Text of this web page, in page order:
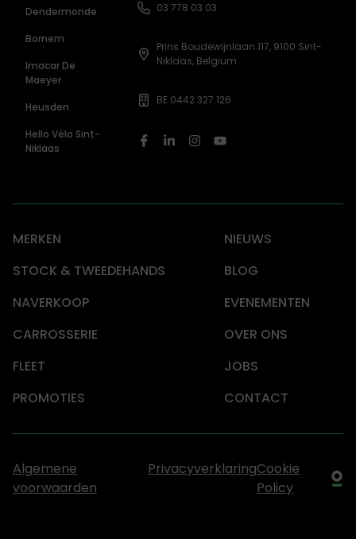
Dendermonde
Bornem
Imacar De
Maeyer
Heusden
Hello Vélo Sint-
Niklaas
03 778 03 03
Prins Boudewijnlaan 117, 9100 Sint-
Niklaas, Belgium
BE 0442.327.126
MERKEN
NIEUWS
STOCK & TWEEDEHANDS
BLOG
NAVERKOOP
EVENEMENTEN
CARROSSERIE
OVER ONS
FLEET
JOBS
PROMOTIES
CONTACT
Algemene
voorwaarden
PrivacyverklaringCookie
Policy